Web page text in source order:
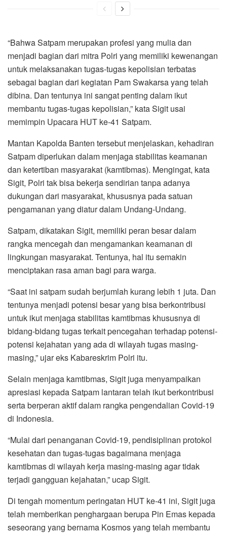
“Bahwa Satpam merupakan profesi yang mulia dan
menjadi bagian dari mitra Polri yang memiliki kewenangan
untuk melaksanakan tugas-tugas kepolisian terbatas
sebagai bagian dari kegiatan Pam Swakarsa yang telah
dibina. Dan tentunya ini sangat penting dalam ikut
membantu tugas-tugas kepolisian,” kata Sigit usai
memimpin Upacara HUT ke-41 Satpam.
Mantan Kapolda Banten tersebut menjelaskan, kehadiran
Satpam diperlukan dalam menjaga stabilitas keamanan
dan ketertiban masyarakat (kamtibmas). Mengingat, kata
Sigit, Polri tak bisa bekerja sendirian tanpa adanya
dukungan dari masyarakat, khususnya pada satuan
pengamanan yang diatur dalam Undang-Undang.
Satpam, dikatakan Sigit, memiliki peran besar dalam
rangka mencegah dan mengamankan keamanan di
lingkungan masyarakat. Tentunya, hal itu semakin
menciptakan rasa aman bagi para warga.
“Saat ini satpam sudah berjumlah kurang lebih 1 juta. Dan
tentunya menjadi potensi besar yang bisa berkontribusi
untuk ikut menjaga stabilitas kamtibmas khususnya di
bidang-bidang tugas terkait pencegahan terhadap potensi-
potensi kejahatan yang ada di wilayah tugas masing-
masing,” ujar eks Kabareskrim Polri itu.
Selain menjaga kamtibmas, Sigit juga menyampaikan
apresiasi kepada Satpam lantaran telah ikut berkontribusi
serta berperan aktif dalam rangka pengendalian Covid-19
di Indonesia.
“Mulai dari penanganan Covid-19, pendisiplinan protokol
kesehatan dan tugas-tugas bagaimana menjaga
kamtibmas di wilayah kerja masing-masing agar tidak
terjadi gangguan kejahatan,” ucap Sigit.
Di tengah momentum peringatan HUT ke-41 ini, Sigit juga
telah memberikan penghargaan berupa Pin Emas kepada
seseorang yang bernama Kosmos yang telah membantu